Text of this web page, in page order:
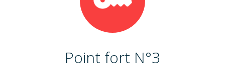
Point fort N°3